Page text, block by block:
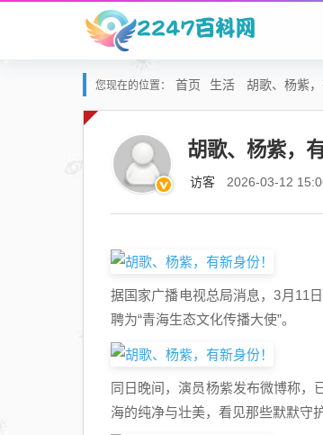
您现在的位置： 首页 生活 胡歌、杨紫，
胡歌、杨紫，
访客 2026-03-12
据国家广播电视总局消息，3月11
聘为“青海生态文化传播大使”。
同日晚间，演员杨紫发布微博称，
海的纯净与壮美，看见那些默默守